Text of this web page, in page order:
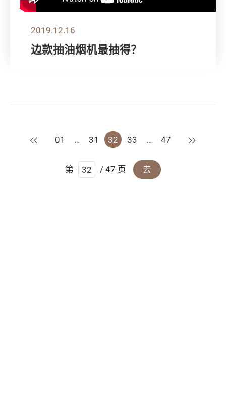
2019.12.16
边款抽油烟机最抽得？
上一页
01 … 31 32 33 … 47 下一页
第 / 47 页 去